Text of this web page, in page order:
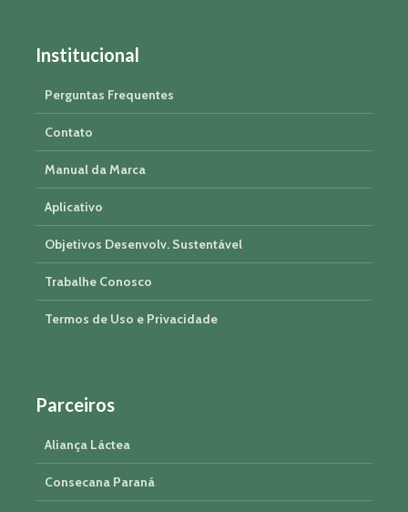
Institucional
Perguntas Frequentes
Contato
Manual da Marca
Aplicativo
Objetivos Desenvolv. Sustentável
Trabalhe Conosco
Termos de Uso e Privacidade
Parceiros
Aliança Láctea
Consecana Paraná